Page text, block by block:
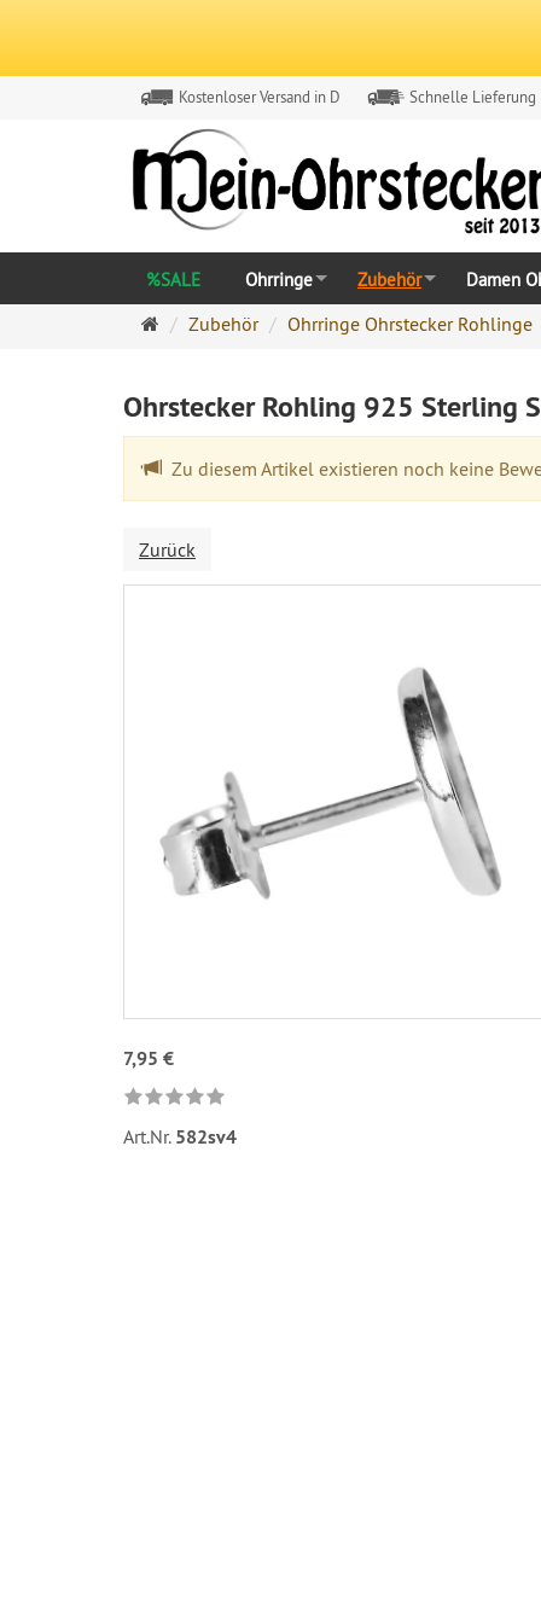
Kostenloser Versand in D Schnelle Lieferung
%SALE Ohrringe Zubehör Damen
Ohrringe
Zubehör Ohrringe Ohrstecker Rohlinge
Ohrstecker Rohling 925 Sterling
Zu diesem Artikel existieren noch keine
Zurück
7,95 €
Art.Nr. 582sv4